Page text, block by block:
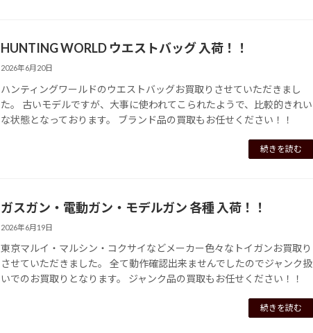
HUNTING WORLD ウエストバッグ 入荷！！
2026年6月20日
ハンティングワールドのウエストバッグお買取りさせていただきまし
た。 古いモデルですが、大事に使われてこられたようで、比較的きれい
な状態となっております。 ブランド品の買取もお任せください！！
続きを読む
ガスガン・電動ガン・モデルガン 各種 入荷！！
2026年6月19日
東京マルイ・マルシン・コクサイなどメーカー色々なトイガンお買取り
させていただきました。 全て動作確認出来ませんでしたのでジャンク扱
いでのお買取りとなります。 ジャンク品の買取もお任せください！！
続きを読む